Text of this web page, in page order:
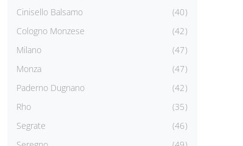
Cinisello Balsamo
40
Cologno Monzese
42
Milano
47
Monza
47
Paderno Dugnano
42
Rho
35
Segrate
46